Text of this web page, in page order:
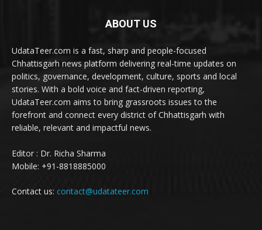
ABOUT US
UdataTeer.com is a fast, sharp and people-focused
Chhattisgarh news platform delivering real-time updates on
politics, governance, development, culture, sports and local
stories. With a bold voice and fact-driven reporting,
UdataTeer.com aims to bring grassroots issues to the
forefront and connect every district of Chhattisgarh with
reliable, relevant and impactful news.
Editor : Dr. Richa Sharma
Mobile: +91-8818885000
Contact us: contact@udatateer.com